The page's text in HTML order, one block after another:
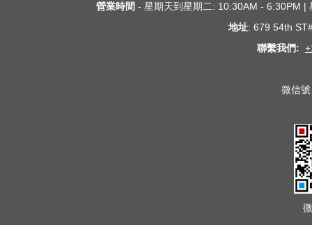
營業時間 - 星期天到星期二: 10:30AM - 6:30PM |
地址: 679 54th
聯繫我們:
微信